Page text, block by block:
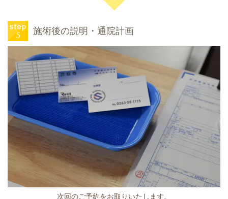
施術後の説明・通院計画
次回のご予約をお取りいたします。